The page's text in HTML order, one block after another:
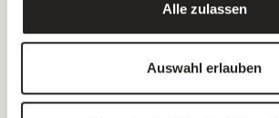
Alle zulassen
Auswahl erlauben
einen mehrdimensionalen Ansatz, der
beschleunigen soll. Durch die
Standard weisen Projekte messbar und
ihren Emissionsreduktionen auch ihren